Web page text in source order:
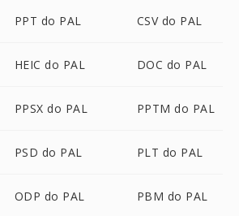
PPT do PAL CSV do PAL
HEIC do PAL DOC do PAL
PPSX do PAL PPTM do PAL
PSD do PAL PLT do PAL
ODP do PAL PBM do PAL